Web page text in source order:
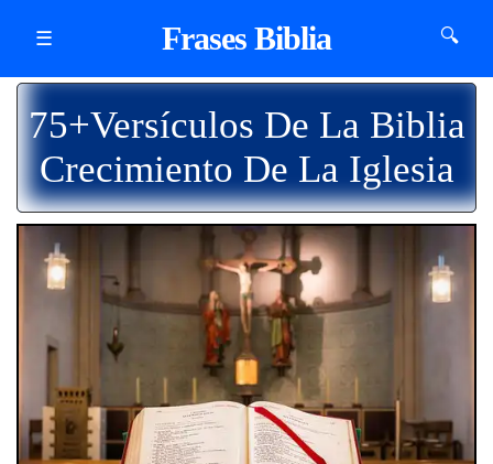
☰ Frases Biblia 🔍
75+Versículos De La Biblia
Crecimiento De La Iglesia